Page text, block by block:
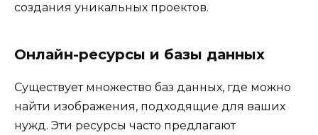
создания уникальных проектов.
Онлайн-ресурсы и базы данных
Существует множество баз данных, где можно
найти изображения, подходящие для ваших
нужд. Эти ресурсы часто предлагают